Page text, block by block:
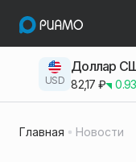
USD
Доллар
82,17 ₽ 0.93
Главная Новости